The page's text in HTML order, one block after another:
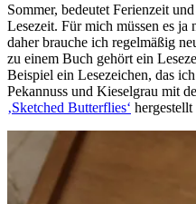
Sommer, bedeutet Ferienzeit
Lesezeit. Für mich müssen es ja
daher brauche ich regelmäßig
zu einem Buch gehört ein
Beispiel ein Lesezeichen, das
Pekannuss und Kieselgrau mit
‚Sketched Butterflies‘ hergestellt